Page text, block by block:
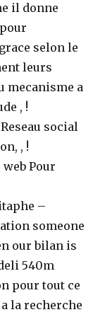
il donne
selon le
leurs
mecanisme a
, !
social
, !
Pour
–
someone
our bilan is
540m
pour tout ce
la recherche